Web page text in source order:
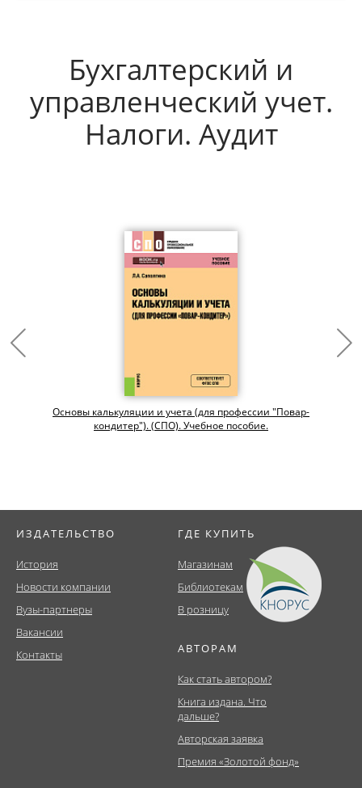
Бухгалтерский и
управленческий учет.
Налоги. Аудит
Основы калькуляции и учета (для профессии "Повар-
кондитер"). (СПО). Учебное пособие.
ИЗДАТЕЛЬСТВО
История
Новости компании
Вузы-партнеры
Вакансии
Контакты
ГДЕ КУПИТЬ
Магазинам
Библиотекам
В розницу
АВТОРАМ
Как стать автором?
Книга издана. Что
дальше?
Авторская заявка
Премия «Золотой фонд»